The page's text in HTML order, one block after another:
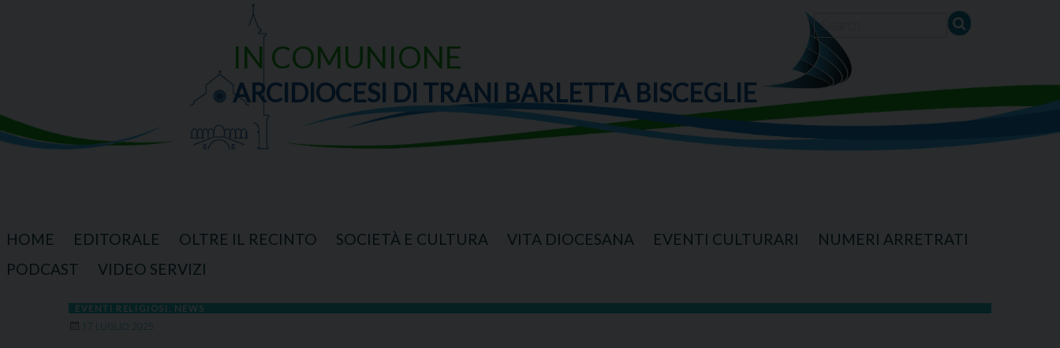
IN COMUNIONE
ARCIDIOCESI DI TRANI BARLETTA BISCEGLIE
HOME EDITORALE OLTRE IL RECINTO SOCIETÀ E CULTURA VITA DIOCESANA EVENTI CULTURARI
NUMERI ARRETRATI
PODCAST
VIDEO SERVIZI
EVENTI RELIGIOSI NEWS
17 LUGLIO 2025